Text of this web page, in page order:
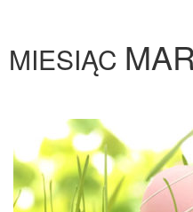
MIESIĄC